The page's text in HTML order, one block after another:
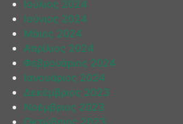
Ιούλιος 2024
Ιούνιος 2024
Μάιος 2024
Απρίλιος 2024
Φεβρουάριος 2024
Ιανουάριος 2024
Δεκέμβριος 2023
Νοέμβριος 2023